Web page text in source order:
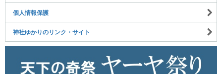
個人情報保護
神社ゆかりのリンク・サイト